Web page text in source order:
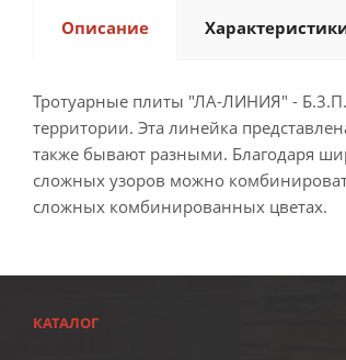
Описание
Тротуарные плиты "ЛА-ЛИНИЯ" -
территории. Эта линейка
также бывают разными. Благодаря
сложных узоров можно
сложных комбинированных цветах.
КАТАЛОГ